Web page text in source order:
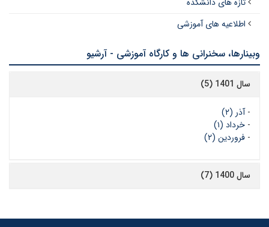
اطلاعیه های آموزشی
وبینارها، سخنرانی ها و کارگاه آموزشی - آرشیو
سال 1401 (5)
-آذر (۲)
- خرداد (۱)
- فروردین (۲)
سال 1400 (7)